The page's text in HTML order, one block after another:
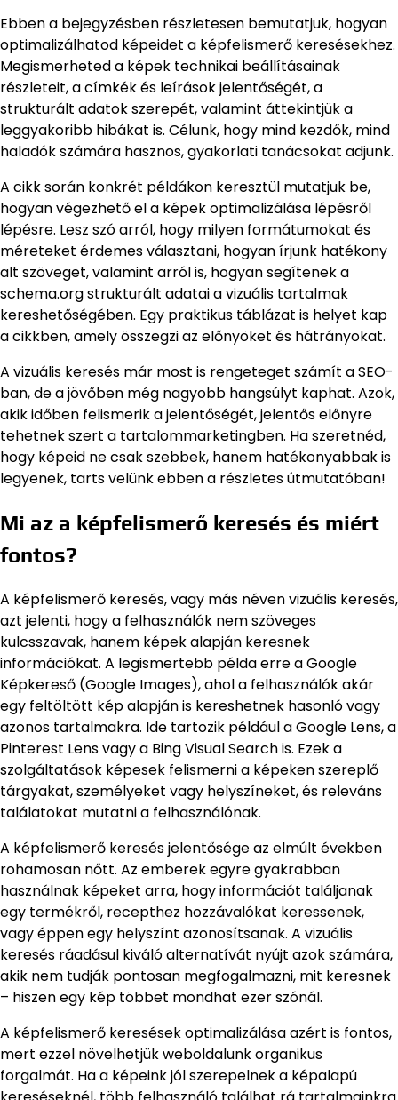
Ebben a bejegyzésben részletesen bemutatjuk, hogyan
optimalizálhatod képeidet a képfelismerő keresésekhez.
Megismerheted a képek technikai beállításainak
részleteit, a címkék és leírások jelentőségét, a
strukturált adatok szerepét, valamint áttekintjük a
leggyakoribb hibákat is. Célunk, hogy mind kezdők, mind
haladók számára hasznos, gyakorlati tanácsokat adjunk.
A cikk során konkrét példákon keresztül mutatjuk be,
hogyan végezhető el a képek optimalizálása lépésről
lépésre. Lesz szó arról, hogy milyen formátumokat és
méreteket érdemes választani, hogyan írjunk hatékony
alt szöveget, valamint arról is, hogyan segítenek a
schema.org strukturált adatai a vizuális tartalmak
kereshetőségében. Egy praktikus táblázat is helyet kap
a cikkben, amely összegzi az előnyöket és hátrányokat.
A vizuális keresés már most is rengeteget számít a SEO-
ban, de a jövőben még nagyobb hangsúlyt kaphat. Azok,
akik időben felismerik a jelentőségét, jelentős előnyre
tehetnek szert a tartalommarketingben. Ha szeretnéd,
hogy képeid ne csak szebbek, hanem hatékonyabbak is
legyenek, tarts velünk ebben a részletes útmutatóban!
Mi az a képfelismerő keresés és miért
fontos?
A képfelismerő keresés, vagy más néven vizuális keresés,
azt jelenti, hogy a felhasználók nem szöveges
kulcsszavak, hanem képek alapján keresnek
információkat. A legismertebb példa erre a Google
Képkereső (Google Images), ahol a felhasználók akár
egy feltöltött kép alapján is kereshetnek hasonló vagy
azonos tartalmakra. Ide tartozik például a Google Lens, a
Pinterest Lens vagy a Bing Visual Search is. Ezek a
szolgáltatások képesek felismerni a képeken szereplő
tárgyakat, személyeket vagy helyszíneket, és releváns
találatokat mutatni a felhasználónak.
A képfelismerő keresés jelentősége az elmúlt években
rohamosan nőtt. Az emberek egyre gyakrabban
használnak képeket arra, hogy információt találjanak
egy termékről, recepthez hozzávalókat keressenek,
vagy éppen egy helyszínt azonosítsanak. A vizuális
keresés ráadásul kiváló alternatívát nyújt azok számára,
akik nem tudják pontosan megfogalmazni, mit keresnek
– hiszen egy kép többet mondhat ezer szónál.
A képfelismerő keresések optimalizálása azért is fontos,
mert ezzel növelhetjük weboldalunk organikus
forgalmát. Ha a képeink jól szerepelnek a képalapú